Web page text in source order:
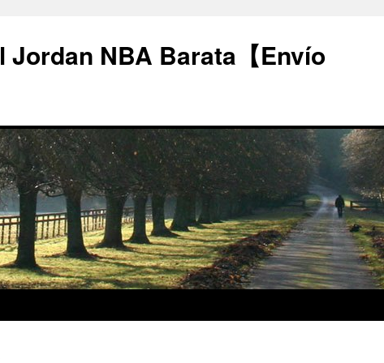
Jordan NBA Barata【Envío